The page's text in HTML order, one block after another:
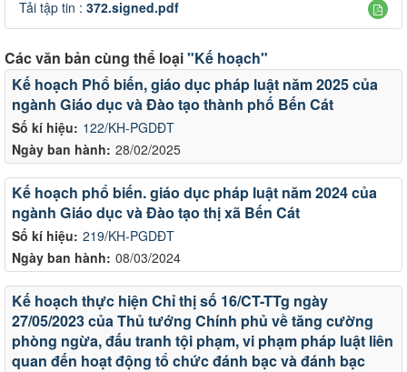
Tải tập tin : 372.signed.pdf
Các văn bản cùng thể loại"Kế hoạch"
Số kí hiệu: 122/KH-PGDĐT
Ngày ban hành: 28/02/2025
Kế hoạch Phổ biến, giáo dục pháp luật năm 2025 của
ngành Giáo dục và Đào tạo thành phố Bến Cát
Số kí hiệu: 219/KH-PGDĐT
Ngày ban hành: 08/03/2024
Kế hoạch phổ biến. giáo dục pháp luật năm 2024 của
ngành Giáo dục và Đào tạo thị xã Bến Cát
Kế hoạch thực hiện Chỉ thị số 16/CT-TTg ngày
27/05/2023 của Thủ tướng Chính phủ về tăng cường
phòng ngừa, đấu tranh tội phạm, vi phạm pháp luật liên
quan đến hoạt động tổ chức đánh bạc và đánh bạc